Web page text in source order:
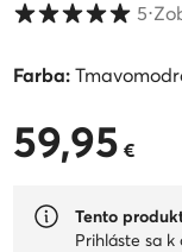
Hodnotenie
5⋅
Farba:
59,95 €
59,95 €
Tento
Prihláste sa